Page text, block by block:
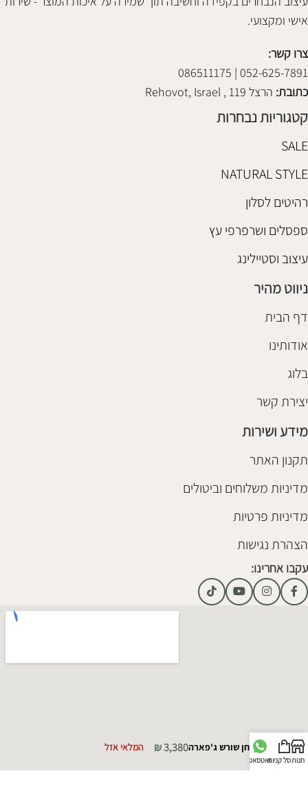
אישי ומקצועי.
צרו קשר:
052-625-7891 | 086511175
כתובת: הרצל 119 , Rehovot, Israel
קטגוריות נבחרות
SALE
NATURAL STYLE
רהיטים לסלון
ספסלים ושרפרפי עץ
עיצוב וסטיילינג
ניווט מהיר
דף הבית
אודותינו
בלוג
יצירת קשר
מידע ושירות
תקנון האתר
מדיניות משלוחים וביטולים
מדיניות פרטיות
הצהרת נגישות
עקבו אחרינו:
חנותסל קניותוואטסאפ
שולחן שורש ג'פארה ₪3,380 המלאי אזל